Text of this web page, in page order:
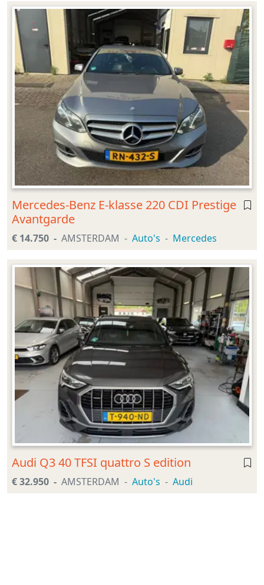
Mercedes-Benz E-klasse 220 CDI Prestige
Avantgarde
€ 14.750 AMSTERDAM Auto's Mercedes
Audi Q3 40 TFSI quattro S edition
€ 32.950 AMSTERDAM Auto's Audi